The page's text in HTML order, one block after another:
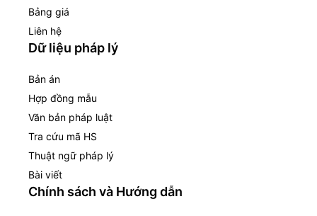
Bảng giá
Liên hệ
Dữ liệu pháp lý
Bản án
Hợp đồng mẫu
Văn bản pháp luật
Tra cứu mã HS
Thuật ngữ pháp lý
Bài viết
Chính sách và Hướng dẫn